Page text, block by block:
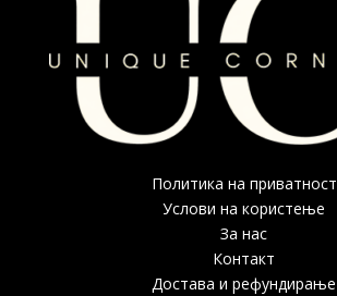
Политика на приватност
Услови на користење
За нас
Контакт
Достава и рефундирање